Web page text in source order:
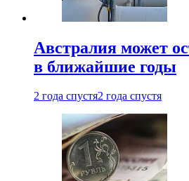
Австралия может
в ближайшие годы
2 года спустя2 года спустя